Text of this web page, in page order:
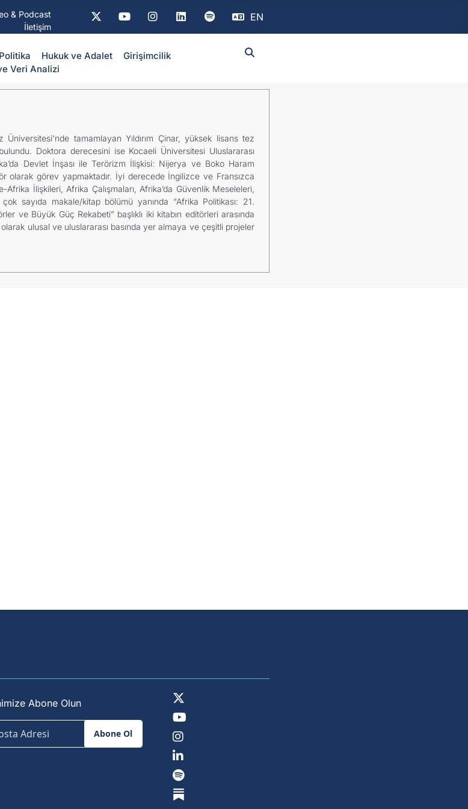
& Podcast
İletişim
EN
⁠Hukuk ve Adalet
Girişimcilik
Veri Analizi
Üniversitesi'nde tamamlayan Yıldırım Çinar, yüksek lisans tez
Doktora derecesini ise Kocaeli Üniversitesi Uluslararası
Devlet İnşası ile Terörizm İlişkisi: Nijerya ve Boko Haram
olarak görev yapmaktadır. İyi derecede İngilizce ve Fransızca
Afrika İlişkileri, Afrika Çalışmaları, Afrika’da Güvenlik Meseleleri,
sayıda makale/kitap bölümü yanında “Afrika Politikası: 21.
ve Büyük Güç Rekabeti” başlıklı iki kitabın editörleri arasında
ulusal ve uluslararası basında yer almaya ve çeşitli projeler
Abone Olun
Abone Ol